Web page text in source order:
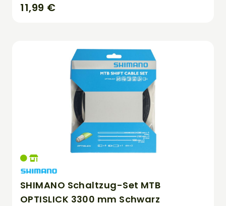
11,99 €
SHIMANO Schaltzug-Set MTB
OPTISLICK 3300 mm Schwarz